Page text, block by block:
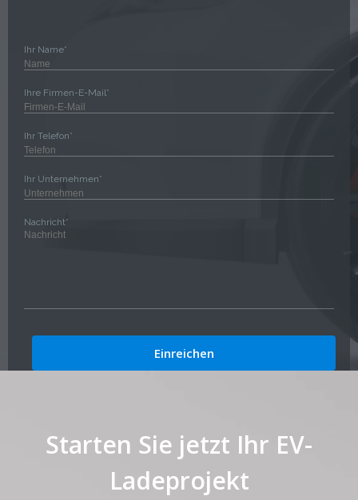
Ihr Name*
Ihre Firmen-E-Mail*
Ihr Telefon*
Ihr Unternehmen*
Nachricht*
Starten Sie jetzt Ihr EV-
Ladeprojekt